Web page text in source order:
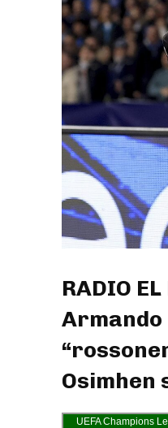
RADIO
Osimhen